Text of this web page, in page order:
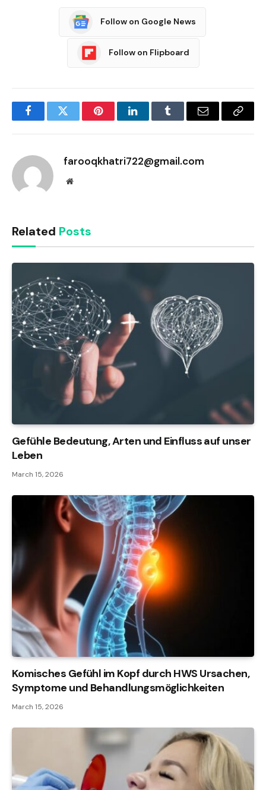
Follow on Google News
Follow on Flipboard
FacebookTwitter PinterestLinkedInTumblr Email
Copy
farooqkhatri722@gmail.com
Website
Related Posts
Gefühle Bedeutung, Arten und Einfluss auf unser
Leben
March 15, 2026
Komisches Gefühl im Kopf durch HWS Ursachen,
Symptome und Behandlungsmöglichkeiten
March 15, 2026